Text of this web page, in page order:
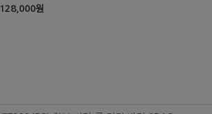
128,000원